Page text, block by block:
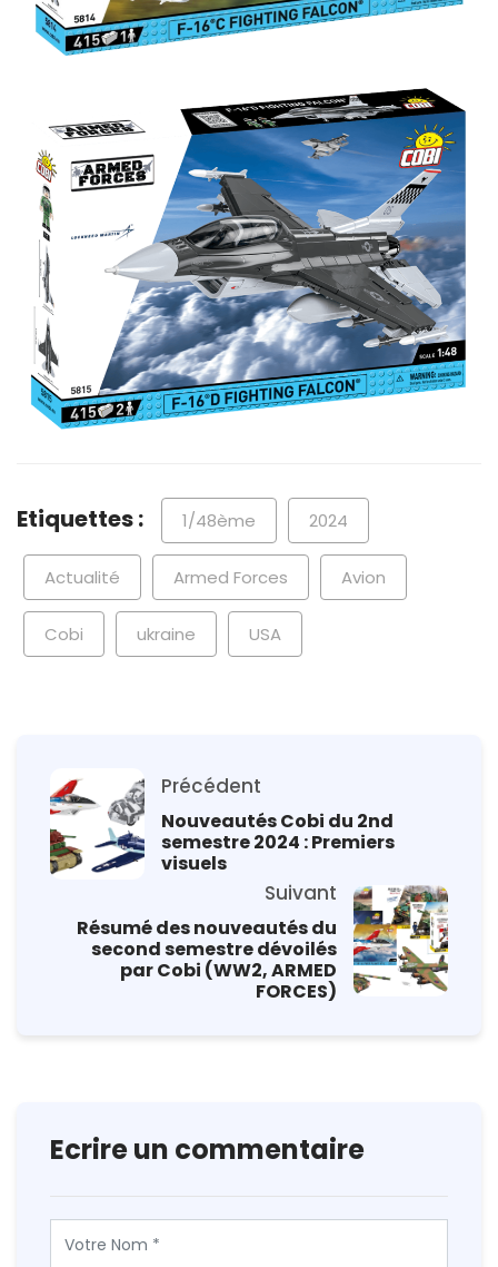
Etiquettes : 1/48ème 2024
Actualité Armed Forces Avion
Cobi ukraine USA
Précédent
Nouveautés Cobi du 2nd
semestre 2024 : Premiers
visuels
Suivant
Résumé des nouveautés du
second semestre dévoilés
par Cobi (WW2, ARMED
FORCES)
Ecrire un commentaire